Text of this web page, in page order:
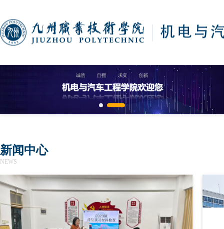
新闻中心
NEWS